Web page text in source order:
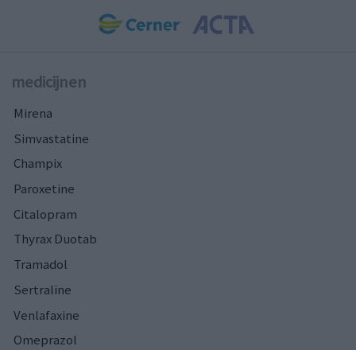
medicijnen
Mirena
Simvastatine
Champix
Paroxetine
Citalopram
Thyrax Duotab
Tramadol
Sertraline
Venlafaxine
Omeprazol